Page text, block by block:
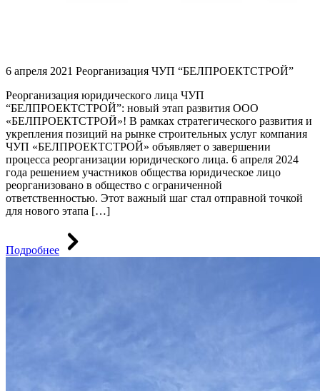
6 апреля 2021 Реорганизация ЧУП “БЕЛПРОЕКТСТРОЙ”
Реорганизация юридического лица ЧУП
“БЕЛПРОЕКТСТРОЙ”: новый этап развития ООО
«БЕЛПРОЕКТСТРОЙ»! В рамках стратегического развития и
укрепления позиций на рынке строительных услуг компания
ЧУП «БЕЛПРОЕКТСТРОЙ» объявляет о завершении
процесса реорганизации юридического лица. 6 апреля 2024
года решением участников общества юридическое лицо
реорганизовано в общество с ограниченной
ответственностью. Этот важный шаг стал отправной точкой
для нового этапа […]
Подробнее